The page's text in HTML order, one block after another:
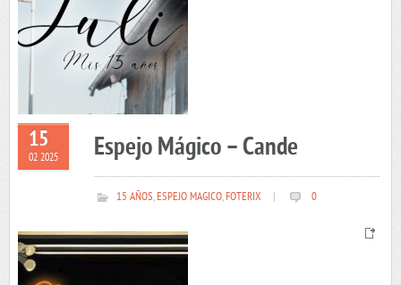
15
02 2025 Espejo Mágico – Cande
15 AÑOS,ESPEJO MAGICO,FOTERIX 0